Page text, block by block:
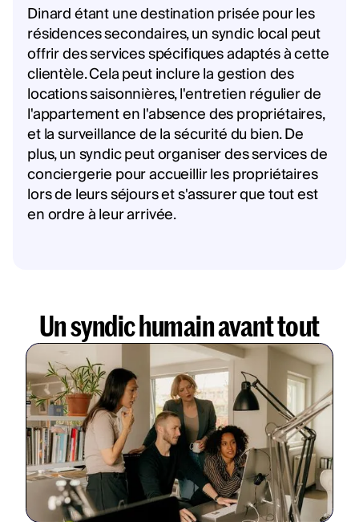
Dinard étant une destination prisée pour les
résidences secondaires, un syndic local peut
offrir des services spécifiques adaptés à cette
clientèle. Cela peut inclure la gestion des
locations saisonnières, l'entretien régulier de
l'appartement en l'absence des propriétaires,
et la surveillance de la sécurité du bien. De
plus, un syndic peut organiser des services de
conciergerie pour accueillir les propriétaires
lors de leurs séjours et s'assurer que tout est
en ordre à leur arrivée.
Un syndic humain avant tout